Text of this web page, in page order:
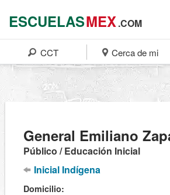
ESCUELASMEX.COM
CCT Cerca de mi
General Emiliano
Público / Educación Inicial
Inicial Indígena
Domicilio: